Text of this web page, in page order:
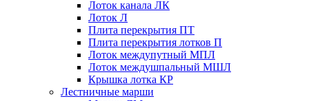
Лоток канала ЛК
Лоток Л
Плита перекрытия ПТ
Плита перекрытия лотков П
Лоток междупутный МПЛ
Лоток междушпальный МШЛ
Крышка лотка КР
Лестничные марши